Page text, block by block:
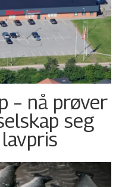
– nå prøver
seg